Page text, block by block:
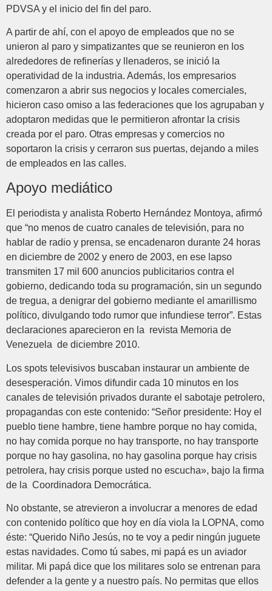
PDVSA y el inicio del fin del paro.
A partir de ahí, con el apoyo de empleados que no se
unieron al paro y simpatizantes que se reunieron en los
alrededores de refinerías y llenaderos, se inició la
operatividad de la industria. Además, los empresarios
comenzaron a abrir sus negocios y locales comerciales,
hicieron caso omiso a las federaciones que los agrupaban y
adoptaron medidas que le permitieron afrontar la crisis
creada por el paro. Otras empresas y comercios no
soportaron la crisis y cerraron sus puertas, dejando a miles
de empleados en las calles.
Apoyo mediático
El periodista y analista Roberto Hernández Montoya, afirmó
que “no menos de cuatro canales de televisión, para no
hablar de radio y prensa, se encadenaron durante 24 horas
en diciembre de 2002 y enero de 2003, en ese lapso
transmiten 17 mil 600 anuncios publicitarios contra el
gobierno, dedicando toda su programación, sin un segundo
de tregua, a denigrar del gobierno mediante el amarillismo
político, divulgando todo rumor que infundiese terror”. Estas
declaraciones aparecieron en la revista Memoria de
Venezuela de diciembre 2010.
Los spots televisivos buscaban instaurar un ambiente de
desesperación. Vimos difundir cada 10 minutos en los
canales de televisión privados durante el sabotaje petrolero,
propagandas con este contenido: “Señor presidente: Hoy el
pueblo tiene hambre, tiene hambre porque no hay comida,
no hay comida porque no hay transporte, no hay transporte
porque no hay gasolina, no hay gasolina porque hay crisis
petrolera, hay crisis porque usted no escucha», bajo la firma
de la Coordinadora Democrática.
No obstante, se atrevieron a involucrar a menores de edad
con contenido político que hoy en día viola la LOPNA, como
éste: “Querido Niño Jesús, no te voy a pedir ningún juguete
estas navidades. Como tú sabes, mi papá es un aviador
militar. Mi papá dice que los militares solo se entrenan para
defender a la gente y a nuestro país. No permitas que ellos